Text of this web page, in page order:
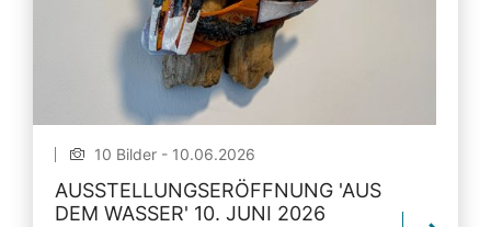
10 Bilder - 10.06.2026
AUSSTELLUNGSERÖFFNUNG 'AUS
DEM WASSER' 10. JUNI 2026